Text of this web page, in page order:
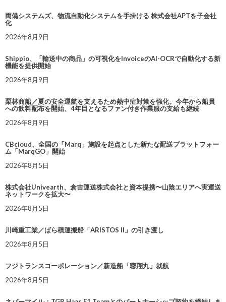
両備システムズ、物流自動化システムを手掛ける 株式会社APTを子会社
化
2026年8月9日
Shippio、「輸送中の商品」の可視化をInvoiceのAI-OCRで自動化する新
機能を提供開始
2026年8月9日
栗林商船／夏の安全運航を支えるため熱中症対策を強化。今年から船員
への飲料配布を開始、4年目となるファン付き作業服の支給も継続
2026年8月9日
CBcloud、全国の「Marq」施設を起点とした新たな配送プラットフォー
ム「MarqGO」開始
2026年8月5日
株式会社Univearth、倉吉運送株式会社と資本提携〜山陰エリアへ実運送
ネットワークを拡大〜
2026年8月5日
川崎重工業／ばら積運搬船「ARISTOS II」の引き渡し
2026年8月5日
フジトランスコーポレーション／新造船「蓉翔丸」就航
2026年8月5日